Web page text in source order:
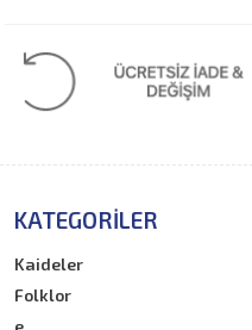
Karikatür
Felsefe
Heykel
Araştırma-İnceleme
Resim
Eğlence-Mizah
KATEGORILER
Kaideler
Folklor
e